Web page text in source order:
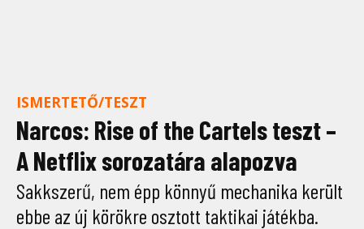
ISMERTETŐ/TESZT
Narcos: Rise of the Cartels teszt –
A Netflix sorozatára alapozva
Sakkszerű, nem épp könnyű mechanika került
ebbe az új körökre osztott taktikai játékba.